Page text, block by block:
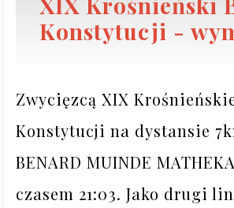
Konstytucji -
Zwycięzcą XIX
Konstytucji na dystansie
BENARD MUINDE
czasem 21:03. Jako drugi